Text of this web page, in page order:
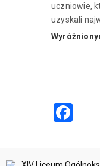
uczniowie,
uzyskali